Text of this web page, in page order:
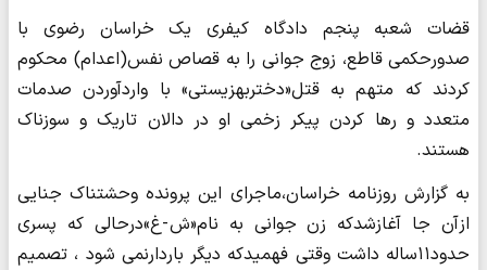
قضات شعبه پنجم دادگاه کیفری یک خراسان رضوی با
صدورحکمی قاطع، زوج جوانی را به قصاص نفس(اعدام) محکوم
کردند که متهم به قتل«دختربهزیستی» با واردآوردن صدمات
متعدد و رها کردن پیکر زخمی او در دالان تاریک و سوزناک
هستند.
به گزارش روزنامه خراسان،ماجرای این پرونده وحشتناک جنایی
ازآن جا آغازشدکه زن جوانی به نام«ش -غ»درحالی که پسری
حدود۱۱ساله داشت وقتی فهمیدکه دیگر باردارنمی شود ، تصمیم